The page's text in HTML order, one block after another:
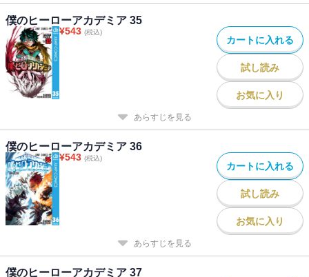
僕のヒーローアカデミア 35
¥543 (税込)
カートに入れる
試し読み
お気に入り
あらすじを見る
僕のヒーローアカデミア 36
¥543 (税込)
カートに入れる
試し読み
お気に入り
あらすじを見る
僕のヒーローアカデミア 37